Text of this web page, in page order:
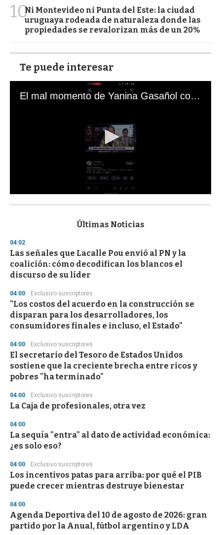
10Ni Montevideo ni Punta del Este: la ciudad
uruguaya rodeada de naturaleza donde las
propiedades se revalorizan más de un 20%
Te puede interesar
El mal momento de Yanina Gasañol con un hincha argentino en "Subrayado"
s
d
s
o
f
3
s
e
o
n
Últimas Noticias
04:02
Las señales que Lacalle Pou envió al PN y la
coalición: cómo decodifican los blancos el
discurso de su líder
04:00 Exclusivo suscriptores
"Los costos del acuerdo en la construcción se
disparan para los desarrolladores, los
consumidores finales e incluso, el Estado"
04:00 Exclusivo suscriptores
El secretario del Tesoro de Estados Unidos
sostiene que la creciente brecha entre ricos y
pobres "ha terminado"
04:00 Exclusivo suscriptores
La Caja de profesionales, otra vez
04:00
La sequía "entra" al dato de actividad económica:
¿es solo eso?
04:00 Exclusivo suscriptores
Los incentivos patas para arriba: por qué el PIB
puede crecer mientras destruye bienestar
04:00
Agenda Deportiva del 10 de agosto de 2026: gran
partido por la Anual, fútbol argentino y LDA